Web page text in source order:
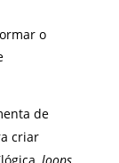
o
de
criar